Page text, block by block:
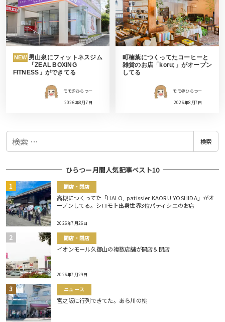
NEW 男山泉にフィットネスジム
「ZEAL BOXING
FITNESS」ができてる
モモ＠ひらつー
2026年8月7日
町楠葉につくってたコーヒーと
雑貨のお店「koru;」がオープン
してる
モモ＠ひらつー
2026年8月7日
検
検索
ひらつー月間人気記事ベスト10
開店・閉店
高槻につくってた「HALO, patissier KAORU YOSHIDA」がオ
ープンしてる。シロモト出身世界3位パティシエのお店
2026年7月26日
開店・閉店
イオンモール久御山の複数店舗が開店＆閉店
2026年7月29日
ニュース
宮之阪に行列できてた。あら川の桃